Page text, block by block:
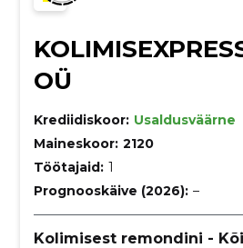
OÜ
Krediidiskoor: Usaldusväärne
Maineskoor: 2120
Töötajaid: 1
Prognooskäive (2026): –
Kolimisest remondini -